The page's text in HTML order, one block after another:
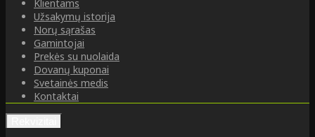
Klientams
Užsakymų istorija
Norų sąrašas
Gamintojai
Prekės su nuolaida
Dovanų kuponai
Svetainės medis
Kontaktai